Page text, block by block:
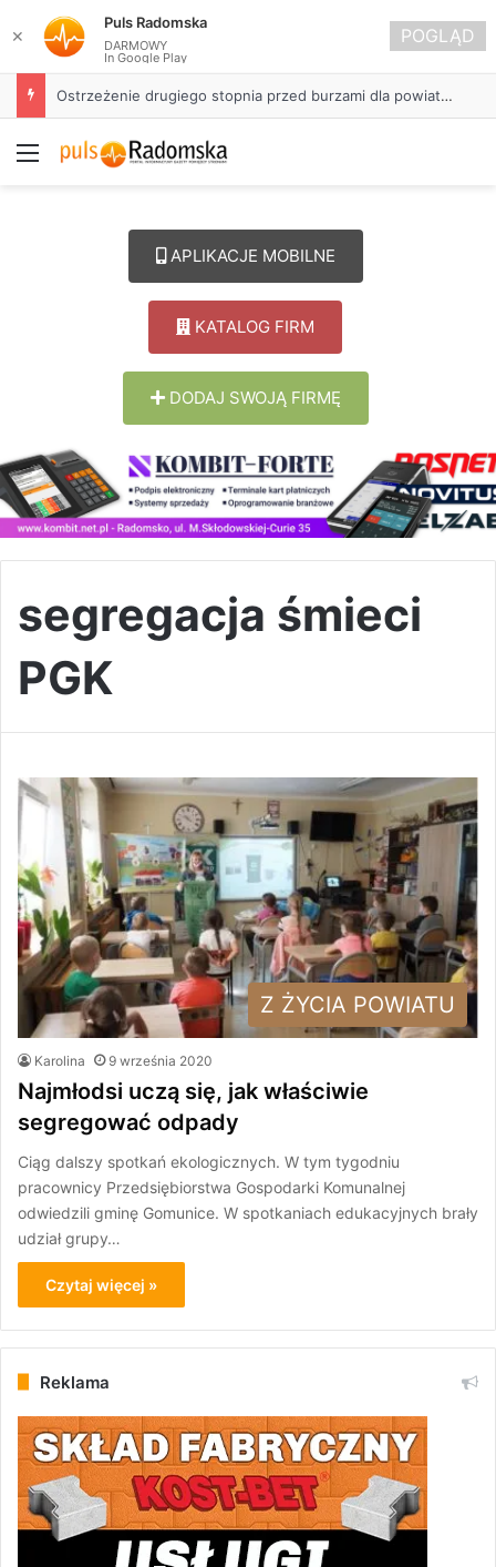
Ostrzeżenie drugiego stopnia przed burzami dla powiatu radomszczańskiego
Menu
APLIKACJE MOBILNE
KATALOG FIRM
DODAJ SWOJĄ FIRMĘ
segregacja śmieci
PGK
Z ŻYCIA POWIATU
Karolina 9 września 2020
Najmłodsi uczą się, jak właściwie
segregować odpady
Ciąg dalszy spotkań ekologicznych. W tym tygodniu
pracownicy Przedsiębiorstwa Gospodarki Komunalnej
odwiedzili gminę Gomunice. W spotkaniach edukacyjnych brały
udział grupy…
Czytaj więcej »
Reklama
✕
Puls Radomska
DARMOWY
In Google Play
POGLĄD